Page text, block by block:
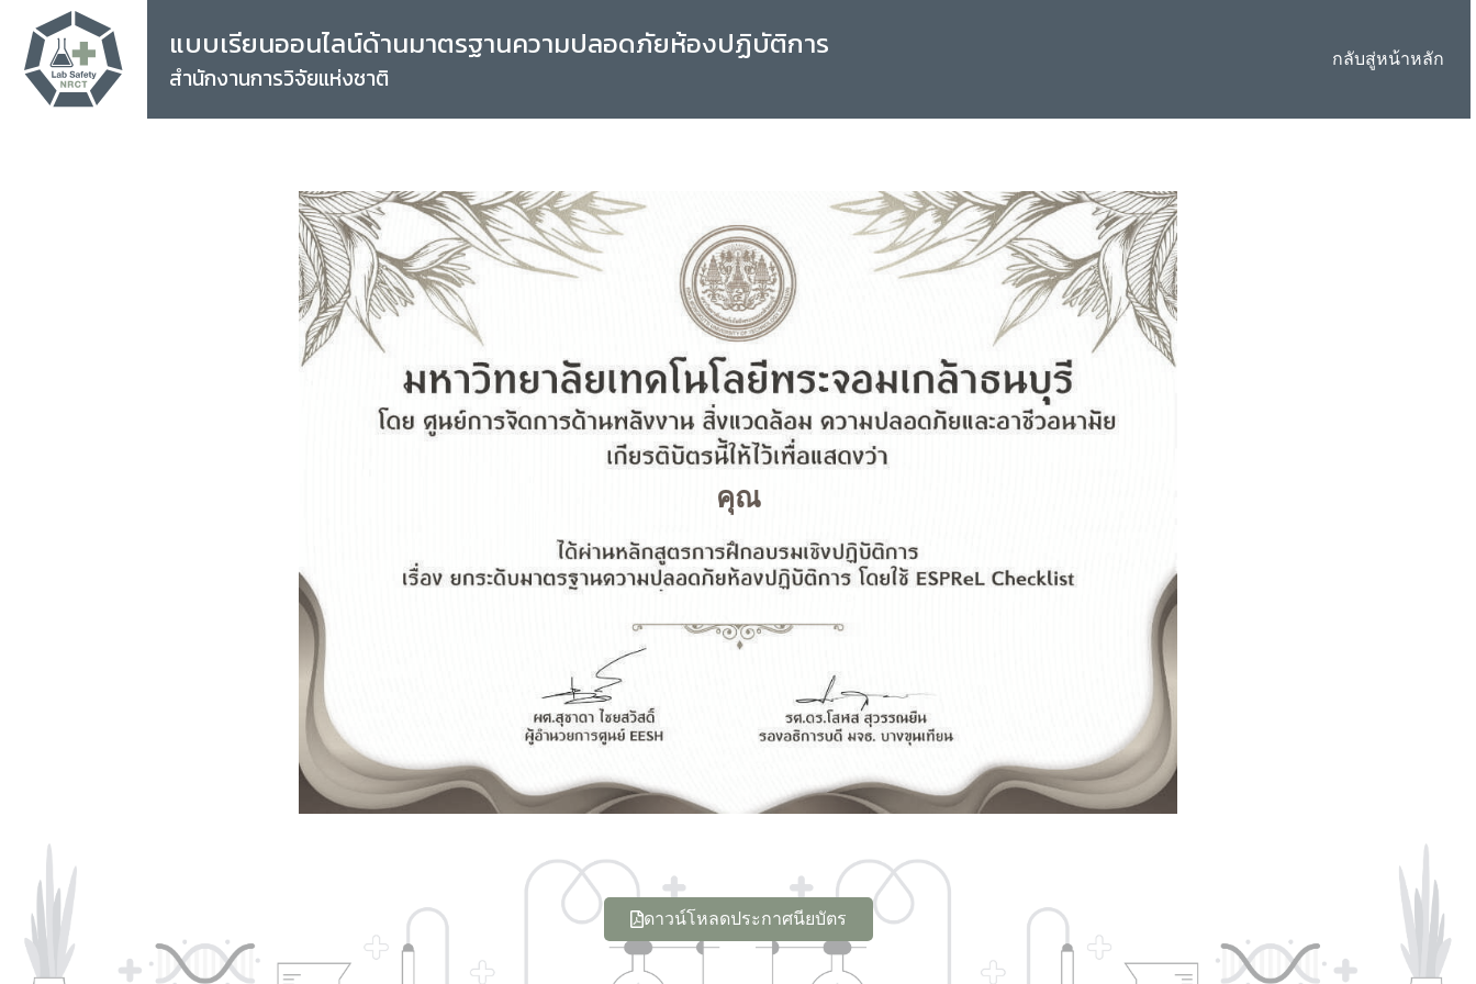
แบบเรียนออนไลน์ด้านมาตรฐานความปลอดภัยห้องปฏิบัติการ
สำนักงานการวิจัยแห่งชาติ
กลับสู่หน้าหลัก
คุณ
ดาวน์โหลดประกาศนียบัตร